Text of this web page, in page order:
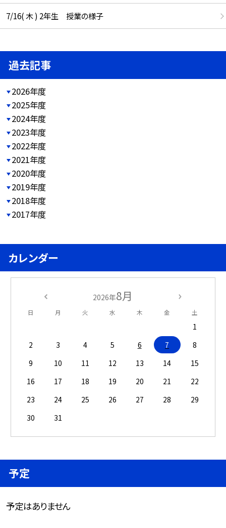
7/16( 木 ) 2年生 授業の様子
過去記事
2026年度
2025年度
2024年度
2023年度
2022年度
2021年度
2020年度
2019年度
2018年度
2017年度
カレンダー
2026年8月
日 月 火 水 木 金 土
1
2
3 4 5 6 7
8
9
10 11 12 13 14
15
16
17 18 19 20 21
22
23
24 25 26 27 28
29
30
31
予定
予定はありません